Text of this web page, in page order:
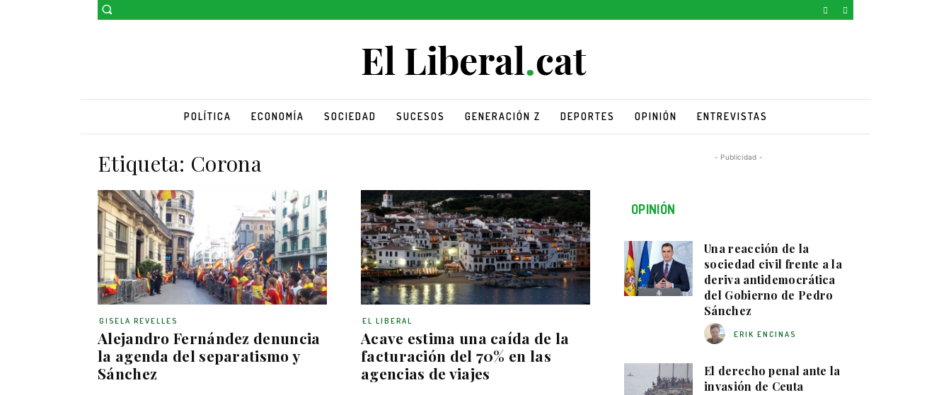
POLÍTICA ECONOMÍA SOCIEDAD SUCESOS GENERACIÓN Z DEPORTES OPINIÓN ENTREVISTAS
Etiqueta: Corona
Alejandro Fernández denuncia
la agenda del separatismo y
Sánchez
GISELA REVELLES
Acave estima una caída de la
facturación del 70% en las
agencias de viajes
EL LIBERAL
- Publicidad -
OPINIÓN
Una reacción de la
sociedad civil frente a la
deriva antidemocrática
del Gobierno de Pedro
Sánchez
ERIK ENCINAS
El derecho penal ante la
invasión de Ceuta